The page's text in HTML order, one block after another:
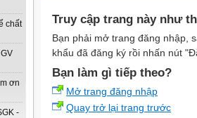
chất
ơn
-
Truy cập trang này như
Bạn phải mở trang đăng nhập,
khẩu đã đăng ký rồi nhấn nút
Bạn làm gì tiếp theo?
Mở trang đăng nhập
Quay trở lại trang trước